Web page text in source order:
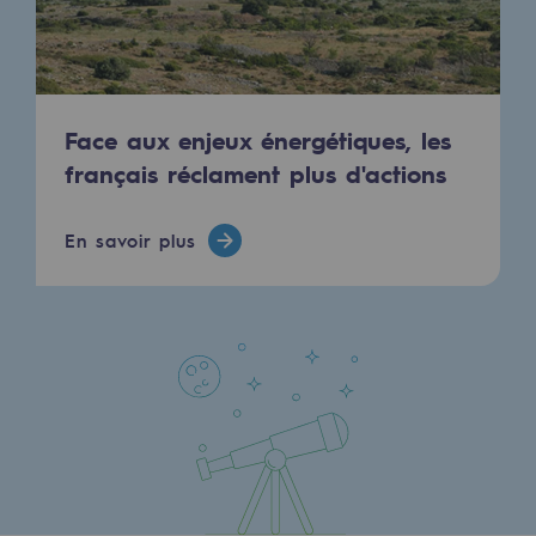
Stratégie & Innovation
Notre stratégie d’innovation
Objectif Recherche & Innovation :
Objectif Recherche & Innovation :
Objectif Recherche & Innovation :
Partenariats et innovation participative
Face aux enjeux énergétiques, les
français réclament plus d'actions
En savoir plus